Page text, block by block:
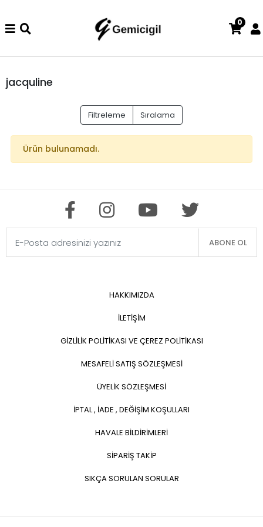
iade ve değişim işlemi yoktur.
0
jacquline
Filtreleme Sıralama
Ürün bulunamadı.
ABONE OL
HAKKIMIZDA
İLETİŞİM
GİZLİLİK POLİTİKASI VE ÇEREZ POLİTİKASI
MESAFELİ SATIŞ SÖZLEŞMESİ
ÜYELİK SÖZLEŞMESİ
İPTAL , İADE , DEĞİŞİM KOŞULLARI
HAVALE BİLDİRİMLERİ
SİPARİŞ TAKİP
SIKÇA SORULAN SORULAR